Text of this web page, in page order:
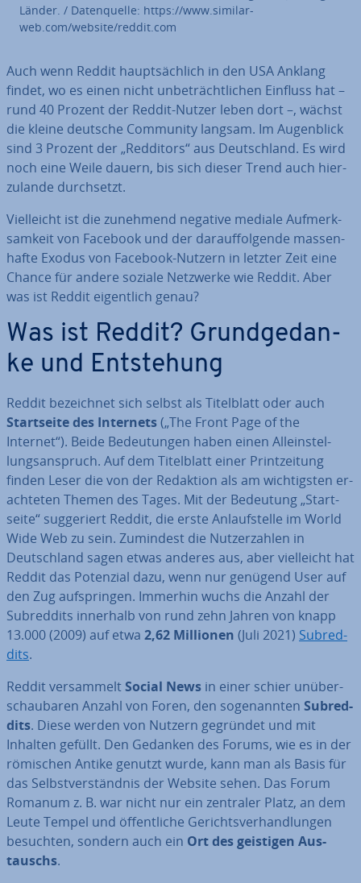
Länder. / Da­ten­quel­le: https://www.si­mi­lar­
web.com/website/reddit.com
Auch wenn Reddit haupt­säch­lich in den USA Anklang
findet, wo es einen nicht un­be­trächt­li­chen Einfluss hat –
rund 40 Prozent der Reddit-Nutzer leben dort –, wächst
die kleine deutsche Community langsam. Im Au­gen­blick
sind 3 Prozent der „Redditors“ aus Deutsch­land. Es wird
noch eine Weile dauern, bis sich dieser Trend auch hier­
zu­lan­de durch­setzt.
Viel­leicht ist die zunehmend negative mediale Auf­merk­
sam­keit von Facebook und der dar­auf­fol­gen­de mas­sen­
haf­te Exodus von Facebook-Nutzern in letzter Zeit eine
Chance für andere soziale Netzwerke wie Reddit. Aber
was ist Reddit ei­gent­lich genau?
Was ist Reddit? Grund­ge­dan­
ke und Ent­ste­hung
Reddit be­zeich­net sich selbst als Ti­tel­blatt oder auch
Start­sei­te des Internets(„The Front Page of the
Internet“). Beide Be­deu­tun­gen haben einen Al­lein­stel­
lungs­an­spruch. Auf dem Ti­tel­blatt einer Print­zei­tung
finden Leser die von der Redaktion als am wich­tigs­ten er­
ach­te­ten Themen des Tages. Mit der Bedeutung „Start­
sei­te“ sug­ge­riert Reddit, die erste An­lauf­stel­le im World
Wide Web zu sein. Zumindest die Nut­zer­zah­len in
Deutsch­land sagen etwas anderes aus, aber viel­leicht hat
Reddit das Potenzial dazu, wenn nur genügend User auf
den Zug auf­sprin­gen. Immerhin wuchs die Anzahl der
Subred­dits innerhalb von rund zehn Jahren von knapp
13.000 (2009) auf etwa 2,62 Millionen (Juli 2021) Subred­
dits.
Reddit ver­sam­meltSocial News in einer schier un­über­
schau­ba­ren Anzahl von Foren, den so­ge­nann­ten Subred­
dits. Diese werden von Nutzern gegründet und mit
Inhalten gefüllt. Den Gedanken des Forums, wie es in der
römischen Antike genutzt wurde, kann man als Basis für
das Selbst­ver­ständ­nis der Website sehen. Das Forum
Romanum z. B. war nicht nur ein zentraler Platz, an dem
Leute Tempel und öf­fent­li­che Ge­richts­ver­hand­lun­gen
besuchten, sondern auch ein Ort des geistigen Aus­
tauschs.